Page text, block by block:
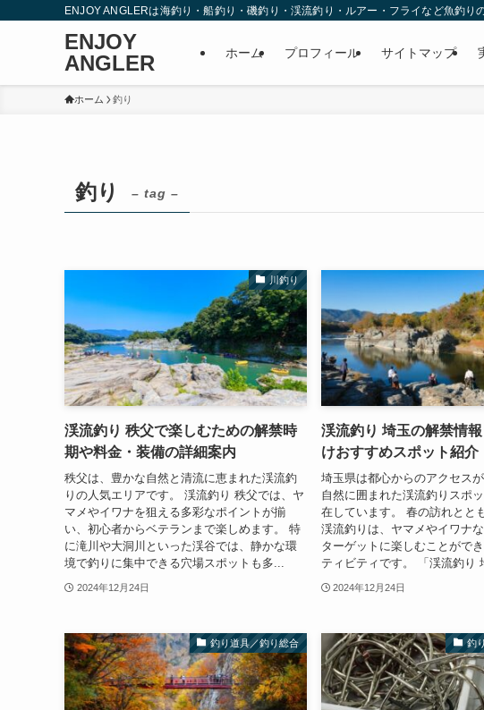
ENJOY ANGLERは海釣り・船釣り・磯釣り・渓流釣り・ルアー・フライなど魚釣
ENJOY
ANGLER
ホーム プロフィール サイトマップ
ホーム 釣り
釣り – tag –
川釣り
渓流釣り 秩父で楽しむための解禁時
期や料金・装備の詳細案内
秩父は、豊かな自然と清流に恵まれた渓流釣
りの人気エリアです。 渓流釣り 秩父では、ヤ
マメやイワナを狙える多彩なポイントが揃
い、初心者からベテランまで楽しめます。 特
に滝川や大洞川といった渓谷では、静かな環
境で釣りに集中できる穴場スポットも多...
2024年12月24日
渓流釣り 埼玉の解禁情
けおすすめスポット紹介
埼玉県は都心からのアクセス
自然に囲まれた渓流釣りスポ
在しています。 春の訪れとと
渓流釣りは、ヤマメやイワナ
ターゲットに楽しむことがで
ティビティです。 「渓流釣り
2024年12月24日
釣り道具／釣り総合 釣